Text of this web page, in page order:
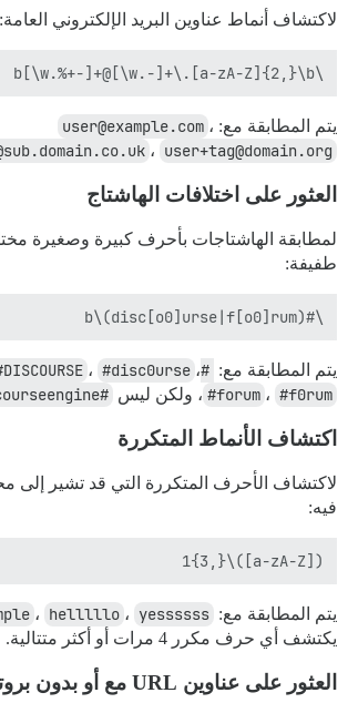
لاكتشاف أنماط عناوين البريد الإلكتروني العامة:
\b[\w.%+-]+@[\w.-]+\.[a-zA-Z]{2,}\b
يتم المطابقة مع: user@example.com ،
، user+tag@domain.org
العثور على اختلافات الهاشتاج
لمطابقة الهاشتاجات بأحرف كبيرة وصغيرة
طفيفة:
\#(disc[o0]urse|f[o0]rum)\b
يتم المطابقة مع: #discourse ، #disc0urse ،
#forum ، #f0rum ، ولكن ليس #discourseengine
اكتشاف الأنماط المتكررة
لاكتشاف الأحرف المتكررة التي قد تشير إلى
فيه:
([a-zA-Z])\1{3,}
يتم المطابقة مع: ، helllllo ، yessssss
يكتشف أي حرف مكرر 4 مرات أو أكثر متتالية.
العثور على عناوين URL مع أو بدون بروتوكول